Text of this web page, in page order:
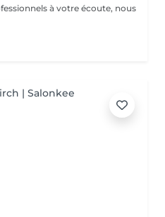
à votre écoute, nous